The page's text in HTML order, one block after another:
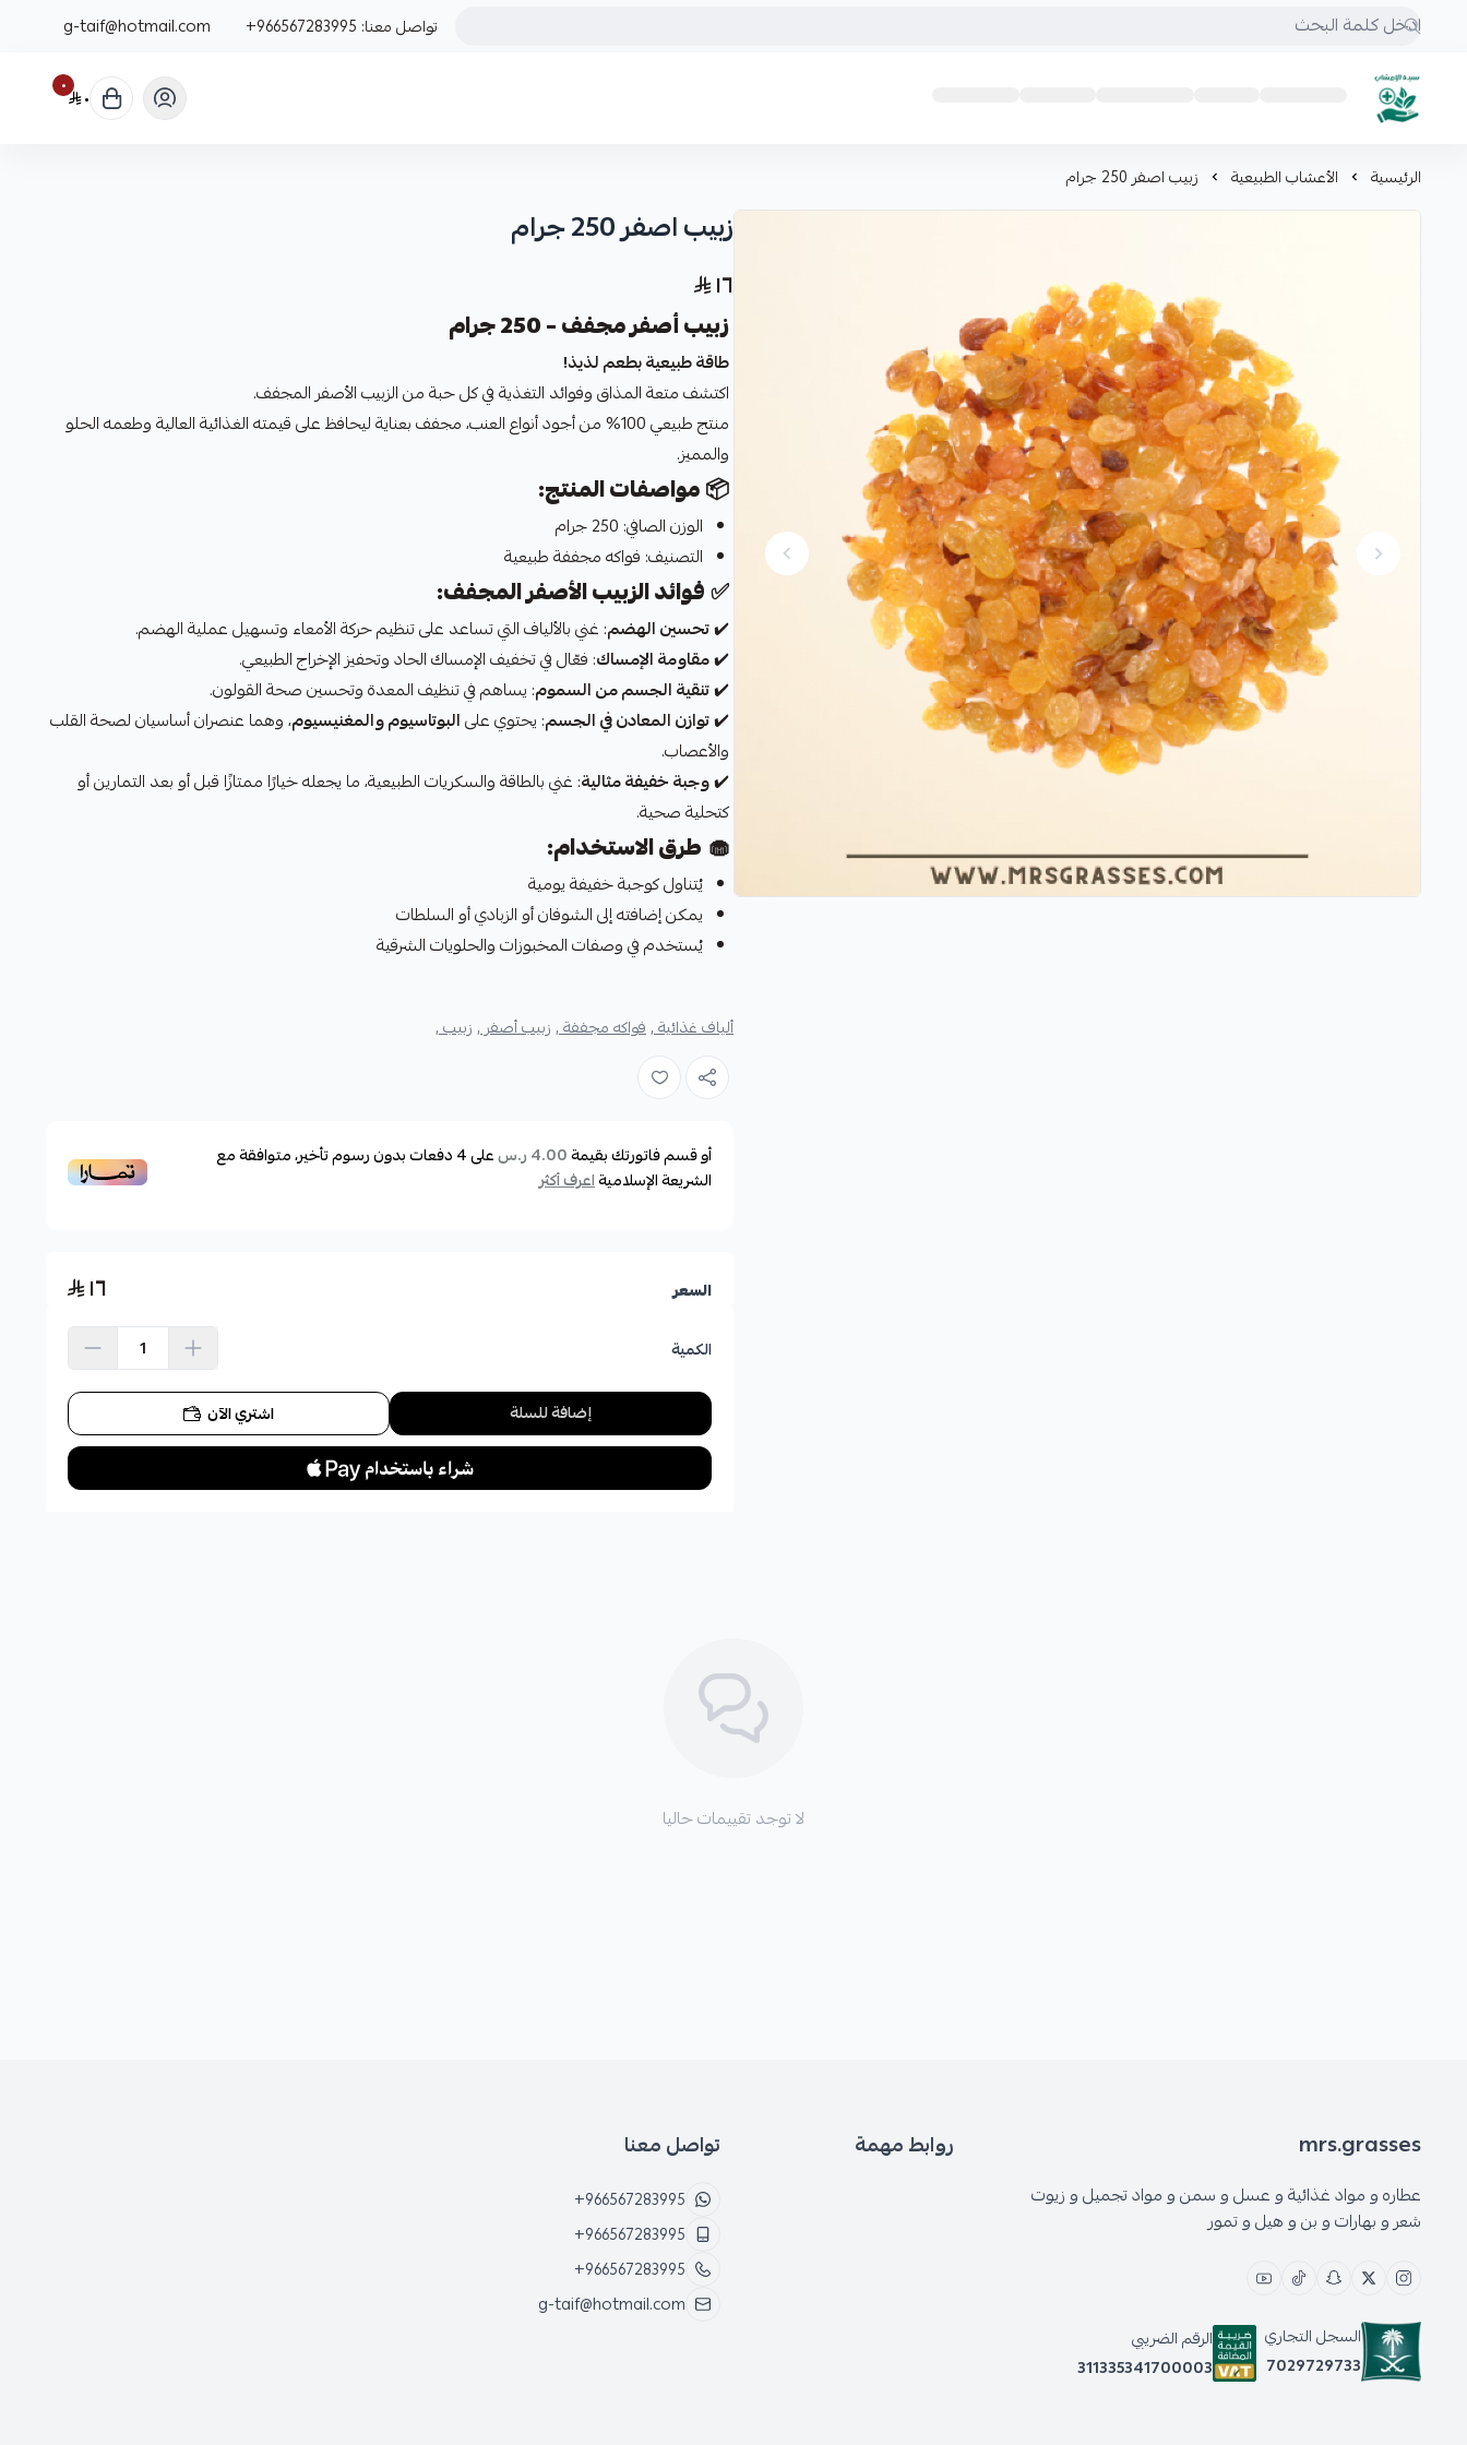
تواصل معنا: +966567283995
g-taif@hotmail.com
mrs.grasses
٠ ٠
الرئيسية الأعشاب الطبيعية زبيب اصفر 250 جرام
زبيب اصفر 250 جرام
١٦
زبيب أصفر مجفف – 250 جرام
طاقة طبيعية بطعم لذيذ!
اكتشف متعة المذاق وفوائد التغذية في كل حبة من الزبيب الأصفر المجفف.
منتج طبيعي 100% من أجود أنواع العنب، مجفف بعناية ليحافظ على قيمته الغذائية العالية وطعمه الحلو
والمميز.
📦مواصفات المنتج:
الوزن الصافي: 250 جرام
التصنيف: فواكه مجففة طبيعية
✅فوائد الزبيب الأصفر المجفف:
✔️تحسين الهضم: غني بالألياف التي تساعد على تنظيم حركة الأمعاء وتسهيل عملية الهضم.
✔️مقاومة الإمساك: فعّال في تخفيف الإمساك الحاد وتحفيز الإخراج الطبيعي.
✔️تنقية الجسم من السموم: يساهم في تنظيف المعدة وتحسين صحة القولون.
✔️توازن المعادن في الجسم: يحتوي علىالبوتاسيوم والمغنيسيوم، وهما عنصران أساسيان لصحة القلب
والأعصاب.
✔️وجبة خفيفة مثالية: غني بالطاقة والسكريات الطبيعية، ما يجعله خيارًا ممتازًا قبل أو بعد التمارين أو
كتحلية صحية.
🧁 طرق الاستخدام:
يُتناول كوجبة خفيفة يومية
يمكن إضافته إلى الشوفان أو الزبادي أو السلطات
يُستخدم في وصفات المخبوزات والحلويات الشرقية
ألياف غذائية ,فواكه مجففة ,زبيب أصفر ,زبيب ,
أو قسم فاتورتك بقيمة4.00 ر.س على4دفعات بدون رسوم تأخير، متوافقة مع
الشريعة الإسلاميةاعرف أكثر
السعر ١٦
الكمية
إضافة للسلة اشتري الآن
لا توجد تقييمات حاليا
mrs.grasses
عطاره و مواد غذائية و عسل و سمن و مواد تجميل و زيوت
شعر و بهارات و بن و هيل و تمور
السجل التجاري
7029729733
الرقم الضريبي
311335341700003
روابط مهمة تواصل معنا
+966567283995
+966567283995
+966567283995
g-taif@hotmail.com